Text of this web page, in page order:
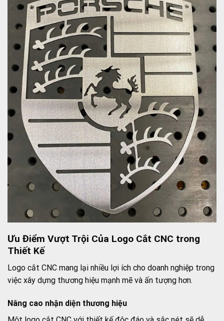
Ưu Điểm Vượt Trội Của Logo Cắt CNC trong
Thiết Kế
Logo cắt CNC mang lại nhiều lợi ích cho doanh nghiệp trong
việc xây dựng thương hiệu mạnh mẽ và ấn tượng hơn.
Nâng cao nhận diện thương hiệu